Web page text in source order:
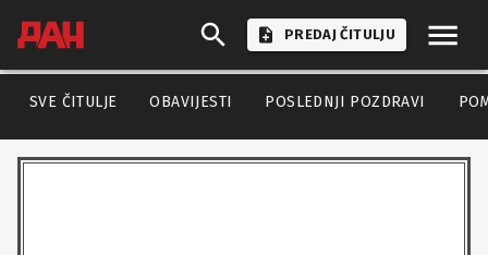
PREDAJ ČITULJU
SVE ČITULJE OBAVIJESTI POSLEDNJI POZDRAVI